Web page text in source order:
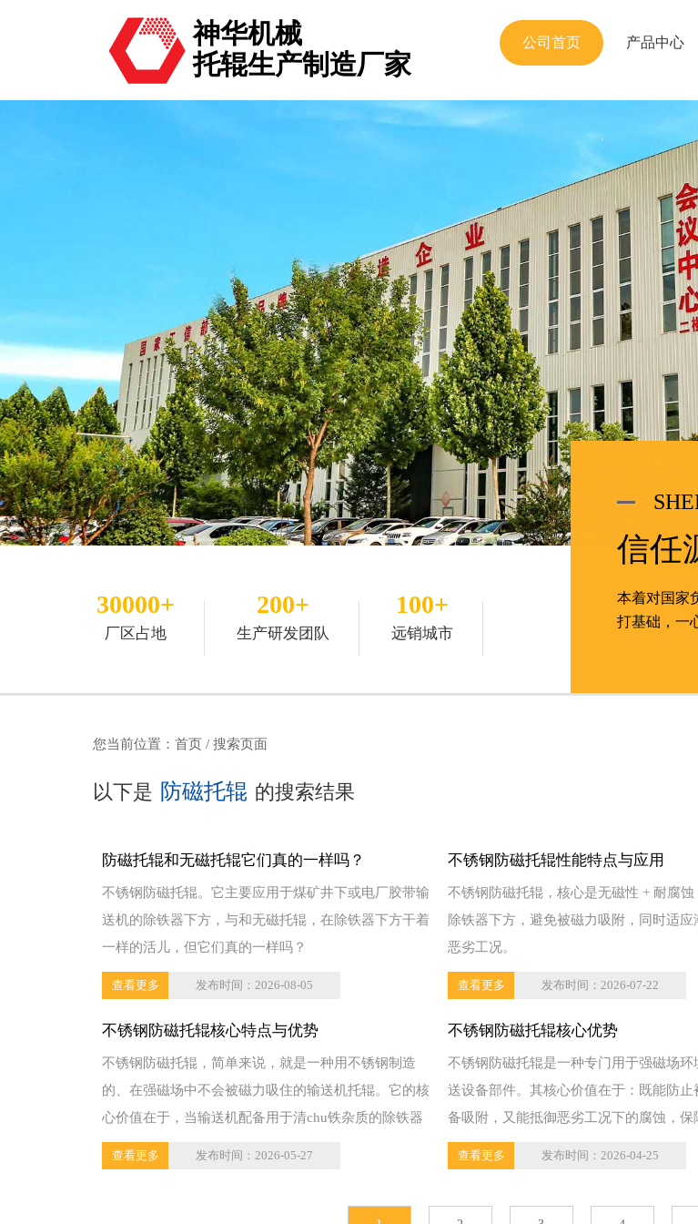
神华机械
托辊生产制造厂家
公司首页 产品中心
30000+
厂区占地
200+
生产研发团队
100+
远销城市
信任
本着对国家
打基础，一
您当前位置： 首页 / 搜索页面
以下是 防磁托辊 的搜索结果
防磁托辊和无磁托辊它们真的一样吗？
不锈钢防磁托辊。它主要应用于煤矿井下或电厂胶带输
送机的除铁器下方，与和无磁托辊，在除铁器下方干着
一样的活儿，但它们真的一样吗？
查看更多 发布时间：2026-08-05
不锈钢防磁托辊性能特点‌与应用
不锈钢防磁托辊，核心是无磁性 + 耐腐蚀
除铁器下方，避免被磁力吸附，同时适应
恶劣工况。
查看更多 发布时间：2026-07-22
不锈钢防磁托辊核心特点与优势
不锈钢防磁托辊，简单来说，就是一种用不锈钢制造
的、在强磁场中不会被磁力吸住的输送机托辊。它的核
心价值在于，当输送机配备用于清chu铁杂质的除铁器
时，普通...
查看更多 发布时间：2026-05-27
不锈钢防磁托辊核心优势
不锈钢防磁托辊是一种专门用于强磁场环
送设备部件。其核心价值在于：既能防止
备吸附，又能抵御恶劣工况下的腐蚀，保
全、稳...
查看更多 发布时间：2026-04-25